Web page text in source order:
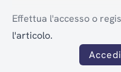
Effettua l'accesso o
l'articolo.